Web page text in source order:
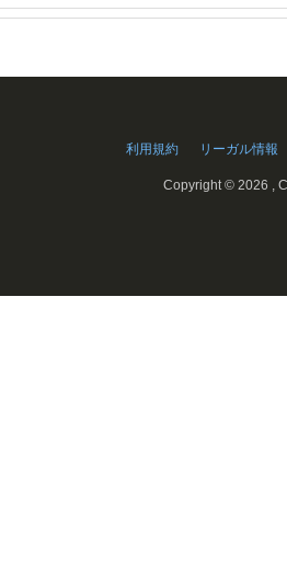
利用規約 リーガル情報
Copyright ©2026 ,